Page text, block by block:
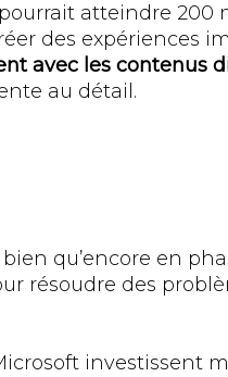
atteindre 200
des expériences
avec les contenus
au détail.
bien qu’encore en
résoudre des
investissent